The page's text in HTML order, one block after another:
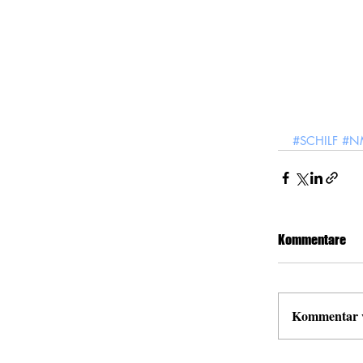
#SCHILF
Kommentare
Kommentar